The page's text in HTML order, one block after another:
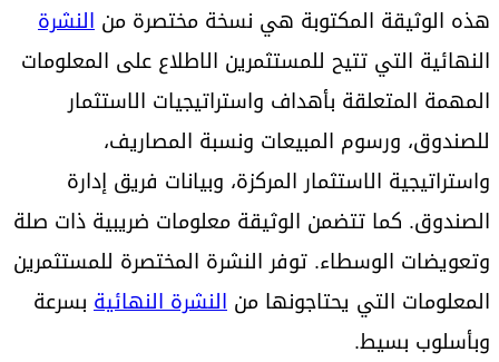
هذه الوثيقة المكتوبة هي نسخة مختصرة من النشرة
النهائية التي تتيح للمستثمرين الاطلاع على المعلومات
المهمة المتعلقة بأهداف واستراتيجيات الاستثمار
للصندوق، ورسوم المبيعات ونسبة المصاريف،
واستراتيجية الاستثمار المركزة، وبيانات فريق إدارة
الصندوق. كما تتضمن الوثيقة معلومات ضريبية ذات صلة
وتعويضات الوسطاء. توفر النشرة المختصرة للمستثمرين
المعلومات التي يحتاجونها من النشرة النهائية بسرعة
وبأسلوب بسيط.